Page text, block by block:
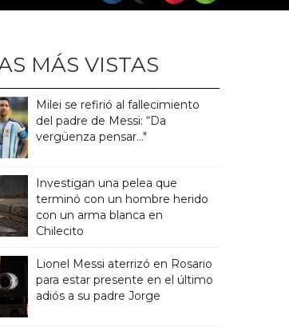
MÁS VISTAS
Milei se refirió al fallecimiento
del padre de Messi: “Da
vergüenza pensar..."
Investigan una pelea que
terminó con un hombre herido
con un arma blanca en
Chilecito
Lionel Messi aterrizó en Rosario
para estar presente en el último
adiós a su padre Jorge